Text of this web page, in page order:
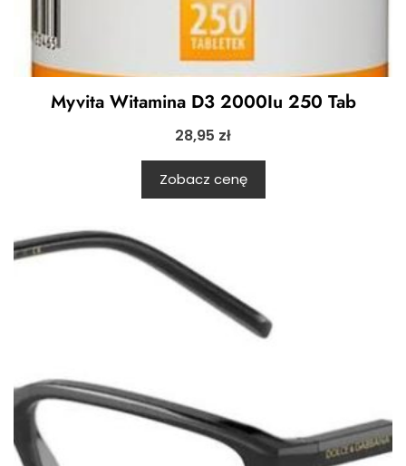
Myvita Witamina D3 2000Iu 250 Tab
28,95 zł
Zobacz cenę